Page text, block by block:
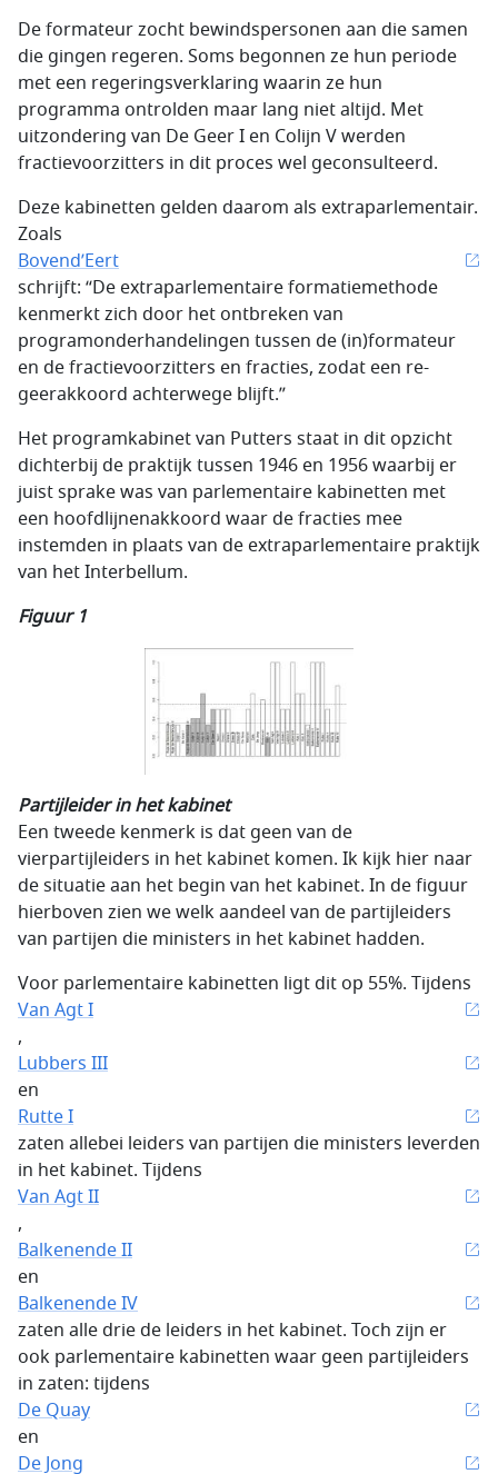
De formateur zocht bewindspersonen aan die samen
die gingen regeren. Soms begonnen ze hun periode
met een regeringsverklaring waarin ze hun
programma ontrolden maar lang niet altijd. Met
uitzondering van De Geer I en Colijn V werden
fractievoorzitters in dit proces wel geconsulteerd.
Deze kabinetten gelden daarom als extraparlementair.
Zoals
Bovend’Eert
schrijft: “De extraparlementaire formatiemethode
kenmerkt zich door het ontbreken van
programonderhandelingen tussen de (in)formateur
en de fractievoorzitters en fracties, zodat een re­
geerakkoord achterwege blijft.”
Het programkabinet van Putters staat in dit opzicht
dichterbij de praktijk tussen 1946 en 1956 waarbij er
juist sprake was van parlementaire kabinetten met
een hoofdlijnenakkoord waar de fracties mee
instemden in plaats van de extraparlementaire praktijk
van het Interbellum.
Figuur 1
Partijleider in het kabinet
Een tweede kenmerk is dat geen van de
vierpartijleiders in het kabinet komen. Ik kijk hier naar
de situatie aan het begin van het kabinet. In de figuur
hierboven zien we welk aandeel van de partijleiders
van partijen die ministers in het kabinet hadden.
Voor parlementaire kabinetten ligt dit op 55%. Tijdens
Van Agt I
,
Lubbers III
en
Rutte I
zaten allebei leiders van partijen die ministers leverden
in het kabinet. Tijdens
Van Agt II
,
Balkenende II
en
Balkenende IV
zaten alle drie de leiders in het kabinet. Toch zijn er
ook parlementaire kabinetten waar geen partijleiders
in zaten: tijdens
De Quay
en
De Jong